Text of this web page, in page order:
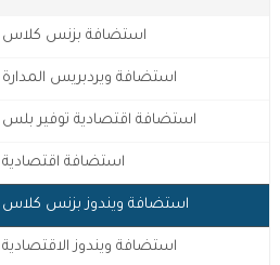
استضافة بزنس كلاس
استضافة ويردبريس المدارة
استضافة اقتصادية توفير بلس
استضافة اقتصادية
استضافة ويندوز بزنس كلاس
استضافة ويندوز الاقتصادية